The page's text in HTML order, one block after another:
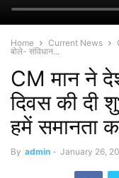
Home Current News
बोले- संविधान...
CM मान ने
दिवस की दी
हमें समानता
By admin - January 26,